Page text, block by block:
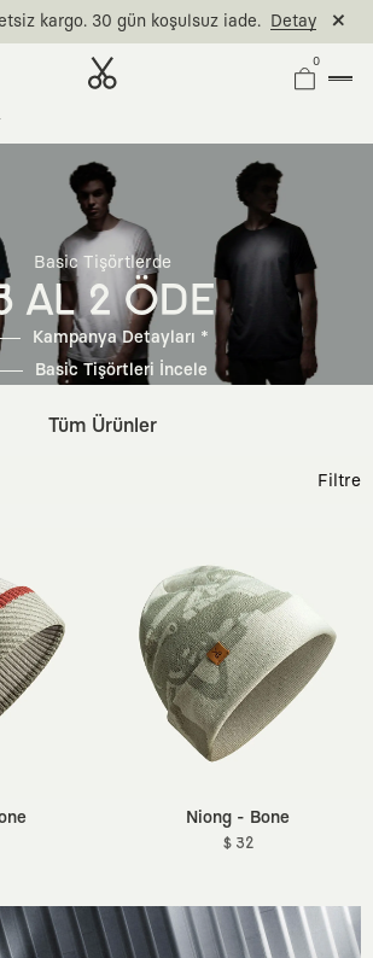
kargo. 30 gün koşulsuz iade. Detay
0
Basic Tişörtlerde
AL 2 ÖDE
Kampanya Detayları *
Basic Tişörtleri İncele
Tüm Ürünler
Filtre
Niong - Bone
$ 32